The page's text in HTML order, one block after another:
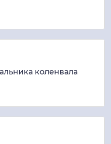
коленвала